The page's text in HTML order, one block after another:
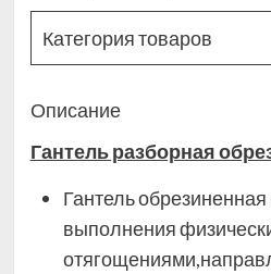
Категория товаров
Описание
Гантель разборная
Гантель
выполнения